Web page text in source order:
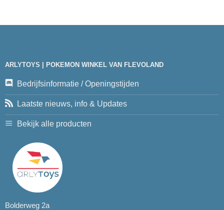
ARLYTOYS | POKEMON WINKEL VAN FLEVOLAND
Bedrijfsinformatie / Openingstijden
Laatste nieuws, info & Updates
Bekijk alle producten
Bolderweg 2a